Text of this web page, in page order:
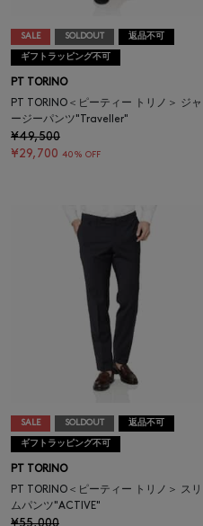
SALE SOLDOUT 返品不可
ギフトラッピング不可
PT TORINO
PT TORINO＜ピーティー トリノ＞ ジャ
ージーパンツ"Traveller"
¥49,500
¥29,700 40% OFF
SALE SOLDOUT 返品不可
ギフトラッピング不可
PT TORINO
PT TORINO＜ピーティー トリノ＞ スリ
ムパンツ"ACTIVE"